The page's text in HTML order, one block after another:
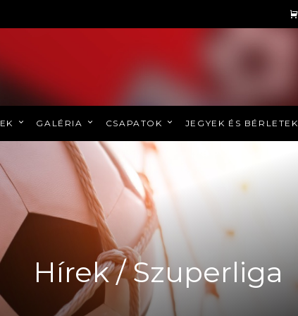
GALÉRIA CSAPATOK JEGYEK ÉS BÉRLETEK
Hírek / Szuperliga